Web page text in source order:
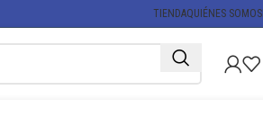
TIENDAQUIÉNES SOMOS